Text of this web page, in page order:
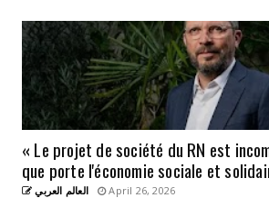
« Le projet de société du RN est
que porte l'économie sociale et
العالم العربي April 26, 2026